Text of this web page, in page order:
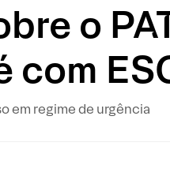
o
com
em regime de urgência